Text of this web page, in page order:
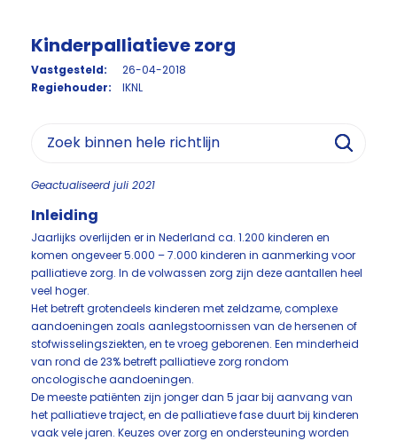
Kinderpalliatieve zorg
Vastgesteld:
26-04-2018
Regiehouder:
IKNL
Geactualiseerd juli 2021
Inleiding
Jaarlijks overlijden er in Nederland ca. 1.200 kinderen en
komen ongeveer 5.000 – 7.000 kinderen in aanmerking voor
palliatieve zorg. In de volwassen zorg zijn deze aantallen heel
veel hoger.
Het betreft grotendeels kinderen met zeldzame, complexe
aandoeningen zoals aanlegstoornissen van de hersenen of
stofwisselingsziekten, en te vroeg geborenen. Een minderheid
van rond de 23% betreft palliatieve zorg rondom
oncologische aandoeningen.
De meeste patiënten zijn jonger dan 5 jaar bij aanvang van
het palliatieve traject, en de palliatieve fase duurt bij kinderen
vaak vele jaren. Keuzes over zorg en ondersteuning worden